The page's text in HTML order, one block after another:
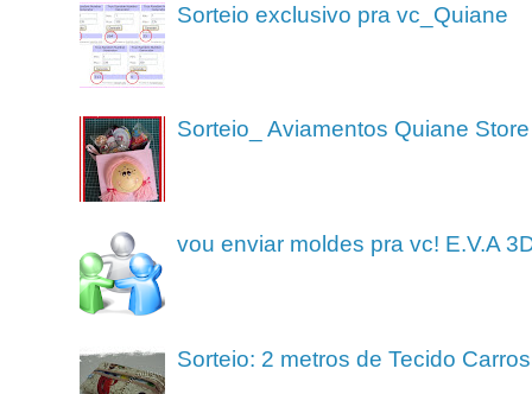
Sorteio exclusivo pra vc_Quiane
Sorteio_ Aviamentos Quiane Store
vou enviar moldes pra vc! E.V.A
Sorteio: 2 metros de Tecido Carros